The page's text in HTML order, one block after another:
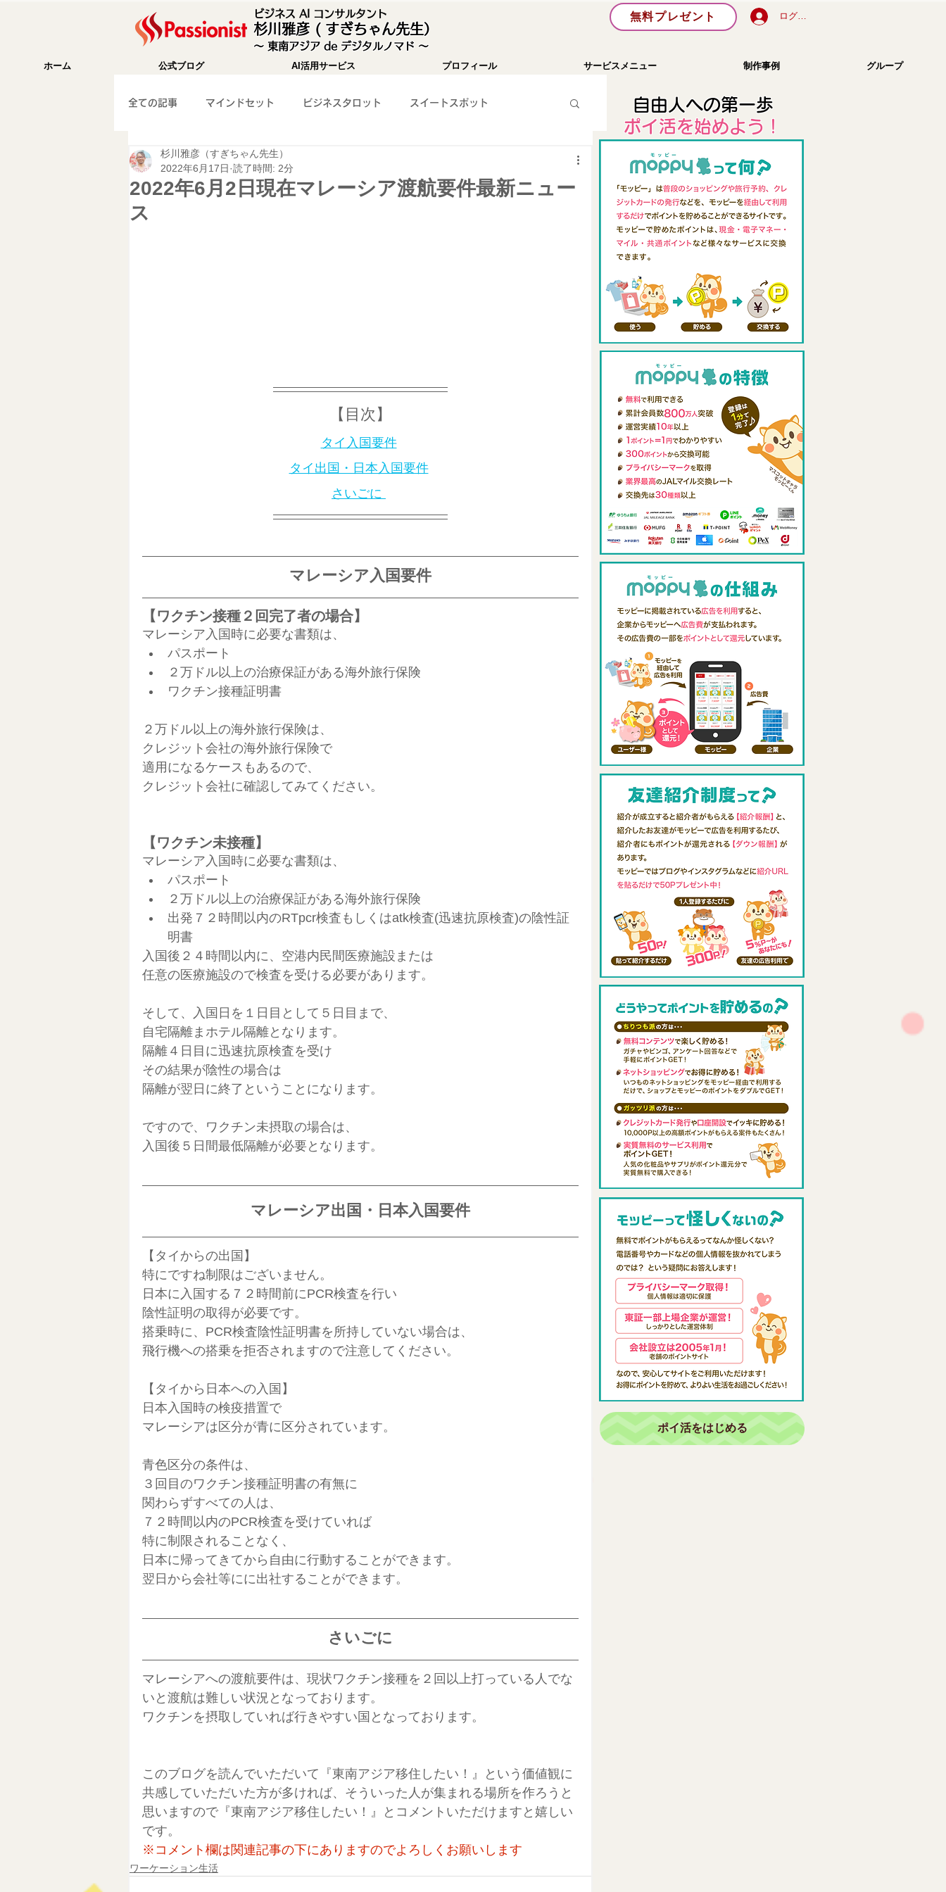
ビジネス AI コンサルタント
杉川雅彦 ( すぎちゃん先生）
〜 東南アジア de デジタルノマド 〜
無料プレゼント ログイン
ホーム 公式ブログ AI活用サービス プロフィール サービスメニュー 制作事例 グループ
全ての記事 マインドセット ビジネスタロット スイートスポット
成功法則 海外移住
東南アジアロングステイ
2022年6月2日現在マレーシア渡航要件最新ニュー
ス
杉川雅彦（すぎちゃん先生）
2022年6月17日 読了時間: 2分
【目次】
タイ入国要件
タイ出国・日本入国要件
さいごに
マレーシア入国要件
【ワクチン接種２回完了者の場合】
マレーシア入国時に必要な書類は、
パスポート
２万ドル以上の治療保証がある海外旅行保険
ワクチン接種証明書
２万ドル以上の海外旅行保険は、
クレジット会社の海外旅行保険で
適用になるケースもあるので、
クレジット会社に確認してみてください。
【ワクチン未接種】
マレーシア入国時に必要な書類は、
パスポート
２万ドル以上の治療保証がある海外旅行保険
出発７２時間以内のRTpcr検査もしくはatk検査(迅速抗原検査)の陰性証
明書
入国後２４時間以内に、空港内民間医療施設または
任意の医療施設ので検査を受ける必要があります。
そして、入国日を１日目として５日目まで、
自宅隔離まホテル隔離となります。
隔離４日目に迅速抗原検査を受け
その結果が陰性の場合は
隔離が翌日に終了ということになります。
ですので、ワクチン未摂取の場合は、
入国後５日間最低隔離が必要となります。
マレーシア出国・日本入国要件
【タイからの出国】
特にですね制限はございません。
日本に入国する７２時間前にPCR検査を行い
陰性証明の取得が必要です。
搭乗時に、PCR検査陰性証明書を所持していない場合は、
飛行機への搭乗を拒否されますので注意してください。
【タイから日本への入国】
日本入国時の検疫措置で
マレーシアは区分が青に区分されています。
青色区分の条件は、
３回目のワクチン接種証明書の有無に
関わらずすべての人は、
７２時間以内のPCR検査を受けていれば
特に制限されることなく、
日本に帰ってきてから自由に行動することができます。
翌日から会社等にに出社することができます。
さいごに
マレーシアへの渡航要件は、現状ワクチン接種を２回以上打っている人でな
いと渡航は難しい状況となっております。
ワクチンを摂取していれば行きやすい国となっております。
このブログを読んでいただいて『東南アジア移住したい！』という価値観に
共感していただいた方が多ければ、そういった人が集まれる場所を作ろうと
思いますので『東南アジア移住したい！』とコメントいただけますと嬉しい
です。
※コメント欄は関連記事の下にありますのでよろしくお願いします
ワーケーション生活
自由人への第一歩
​ポイ活を始めよう！
ポイ活をはじめる